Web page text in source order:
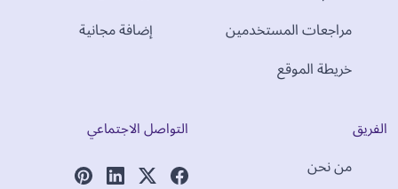
مراجعات المستخدمين
خريطة الموقع
إضافة مجانية
الفريق
من نحن
التواصل الاجتماعي